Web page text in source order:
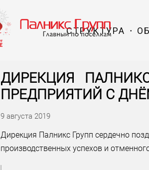
СТРУКТУРА
ДИРЕКЦИЯ
ПРЕДПРИЯТИЙ С
9 августа 2019
Дирекция Палникс Групп сердечно
производственных успехов и